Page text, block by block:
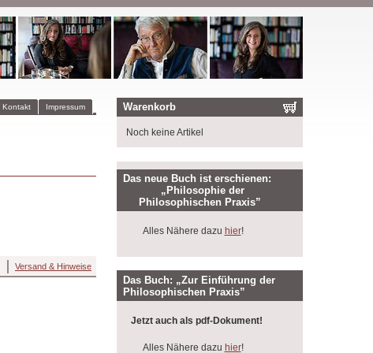
Impressum
Kontakt
Versand & Hinweise
Warenkorb
Noch keine Artikel
Das neue Buch ist erschienen:
„Philosophie der
Philosophischen Praxis”
Alles Nähere dazu hier!
Das Buch: „Zur Einführung der
Philosophischen Praxis”
Jetzt auch als pdf-Dokument!
Alles Nähere dazu hier!